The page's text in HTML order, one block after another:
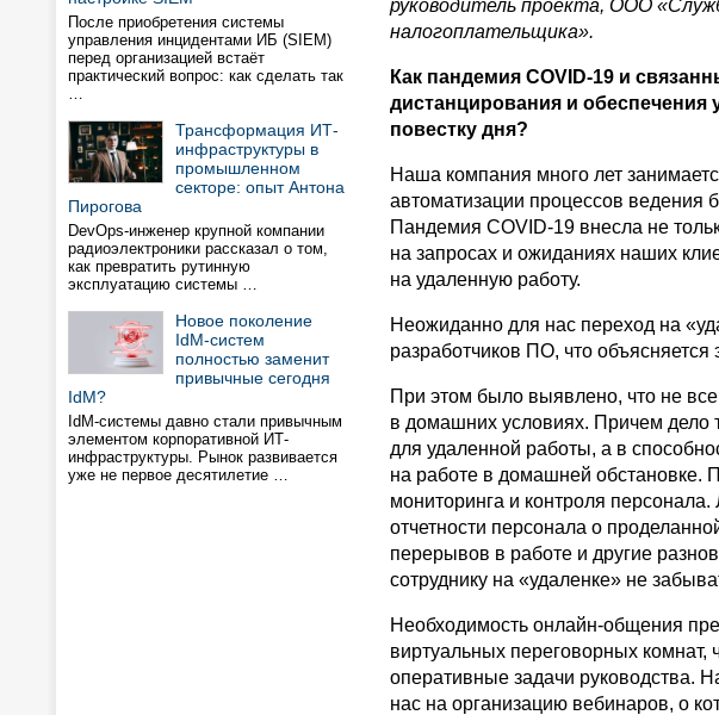
После приобретения системы
управления инцидентами ИБ (SIEM)
перед организацией встаёт
практический вопрос: как сделать так
…
Трансформация ИТ-
инфраструктуры в
промышленном
секторе: опыт Антона
Пирогова
DevOps-инженер крупной компании
радиоэлектроники рассказал о том,
как превратить рутинную
эксплуатацию системы …
Новое поколение
IdM-систем
полностью заменит
привычные сегодня
IdM?
IdM-системы давно стали привычным
элементом корпоративной ИТ-
инфраструктуры. Рынок развивается
уже не первое десятилетие …
руководитель проекта, ООО
налогоплательщика».
Как пандемия COVID-19 и
дистанцирования и обеспечения
повестку дня?
Наша компания много лет
автоматизации процессов ведения
Пандемия COVID-19 внесла не
на запросах и ожиданиях наших
на удаленную работу.
Неожиданно для нас переход на
разработчиков ПО, что
При этом было выявлено, что не
в домашних условиях. Причем дело
для удаленной работы, а в
на работе в домашней обстановке.
мониторинга и контроля
отчетности персонала о
перерывов в работе и другие
сотруднику на «удаленке» не
Необходимость онлайн-общения
виртуальных переговорных
оперативные задачи руководства.
нас на организацию вебинаров, о